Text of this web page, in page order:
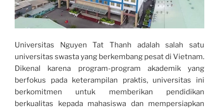
Universitas Nguyen Tat Thanh adalah salah satu
universitas swasta yang berkembang pesat di Vietnam.
Dikenal karena program-program akademik yang
berfokus pada keterampilan praktis, universitas ini
berkomitmen untuk memberikan pendidikan
berkualitas kepada mahasiswa dan mempersiapkan